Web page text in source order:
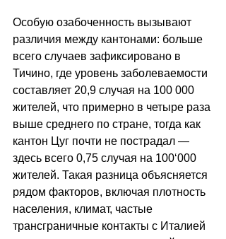
Особую озабоченность вызывают
различия между кантонами: больше
всего случаев зафиксировано в
Тичино, где уровень заболеваемости
составляет 20,9 случая на 100 000
жителей, что примерно в четыре раза
выше среднего по стране, тогда как
кантон Цуг почти не пострадал —
здесь всего 0,75 случая на 100‘000
жителей. Такая разница объясняется
рядом факторов, включая плотность
населения, климат, частые
трансграничные контакты с Италией